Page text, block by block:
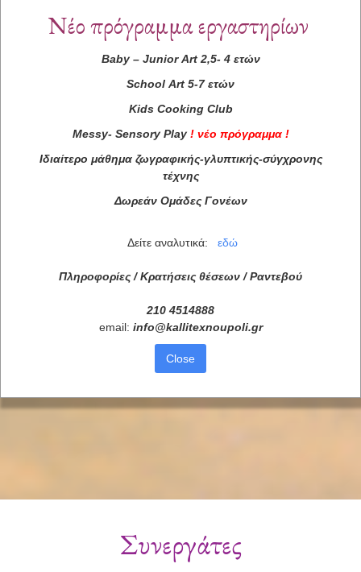
Συνεργάτες
Νέο πρόγραμμα εργαστηρίων
Baby– Junior Art2,5- 4 ετών
School Art 5-7 ετών
Kids Cooking Club
Messy- Sensory Play ! νέο πρόγραμμα !
Ιδιαίτερο μάθημα ζωγραφικής-γλυπτικής-σύγχρονης
τέχνης
Δωρεάν Ομάδες Γονέων
Δείτε αναλυτικά: εδώ
Πληροφορίες / Κρατήσεις θέσεων / Ραντεβού
210 4514888
email: info@kallitexnoupoli.gr
Close